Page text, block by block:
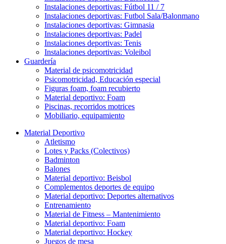
Instalaciones deportivas: Fútbol 11 / 7
Instalaciones deportivas: Futbol Sala/Balonmano
Instalaciones deportivas: Gimnasia
Instalaciones deportivas: Padel
Instalaciones deportivas: Tenis
Instalaciones deportivas: Voleibol
Guardería
Material de psicomotricidad
Psicomotricidad, Educación especial
Figuras foam, foam recubierto
Material deportivo: Foam
Piscinas, recorridos motrices
Mobiliario, equipamiento
Material Deportivo
Atletismo
Lotes y Packs (Colectivos)
Badminton
Balones
Material deportivo: Beisbol
Complementos deportes de equipo
Material deportivo: Deportes alternativos
Entrenamiento
Material de Fitness – Mantenimiento
Material deportivo: Foam
Material deportivo: Hockey
Juegos de mesa